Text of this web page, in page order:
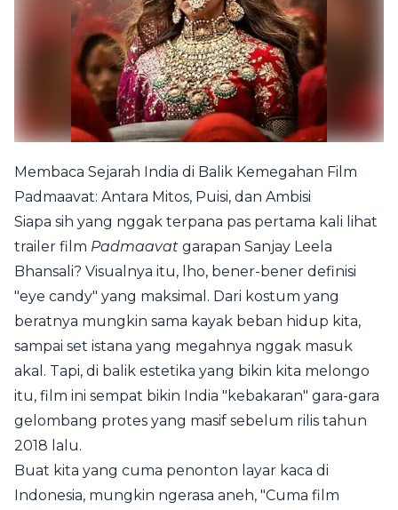
Membaca Sejarah India di Balik Kemegahan Film
Padmaavat: Antara Mitos, Puisi, dan Ambisi
Siapa sih yang nggak terpana pas pertama kali lihat
trailer film Padmaavat garapan Sanjay Leela
Bhansali? Visualnya itu, lho, bener-bener definisi
"eye candy" yang maksimal. Dari kostum yang
beratnya mungkin sama kayak beban hidup kita,
sampai set istana yang megahnya nggak masuk
akal. Tapi, di balik estetika yang bikin kita melongo
itu, film ini sempat bikin India "kebakaran" gara-gara
gelombang protes yang masif sebelum rilis tahun
2018 lalu.
Buat kita yang cuma penonton layar kaca di
Indonesia, mungkin ngerasa aneh, "Cuma film